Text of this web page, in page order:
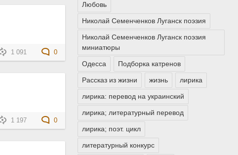
1 091 0
1 197 0
Любовь
Николай Семенченков Луганск поэзия
Николай Семенченков Луганск поэзия
миниатюры
Одесса Подборка катренов
Рассказ из жизни жизнь лирика
лирика: перевод на украинский
лирика; литературный перевод
лирика; поэт. цикл
литературный конкурс